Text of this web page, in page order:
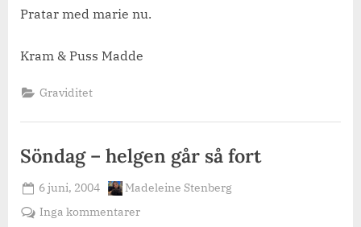
Pratar med marie nu.
Kram & Puss Madde
Graviditet
Söndag – helgen går så fort
Posted
on
6 juni, 2004 By
Madeleine Stenberg
Inga kommentarertill